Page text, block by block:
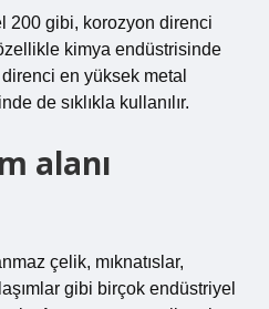
200 gibi, korozyon direnci
kimya endüstrisinde
en yüksek metal
de sıklıkla kullanılır.
alanı
çelik, mıknatıslar,
gibi birçok endüstriyel